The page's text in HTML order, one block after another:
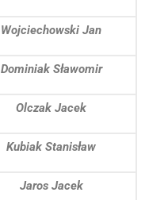
Wojciechowski Jan
Dominiak Sławomir
Olczak Jacek
Kubiak Stanisław
Jaros Jacek